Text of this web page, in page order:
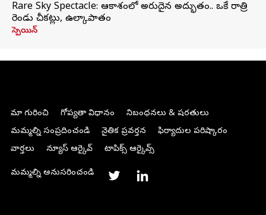
Rare Sky Spectacle: ఆకాశంలో అరుదైన అద్భుతం.. ఒకే రాత్రి
రెండు చీకట్లు, ఉల్కాపాతం
స్పెయిన్
మా గురించి గోప్యతా విధానం
నిబంధనలు & షరతులు
మమ్మల్ని సంప్రదించండి
నైతిక ప్రవర్తన
ఫిర్యాదుల పరిష్కారం
వార్తలు
న్యూస్ ఆర్కైవ్ టాపిక్స్ ఆర్కైవ్స్
మమ్మల్ని అనుసరించండి